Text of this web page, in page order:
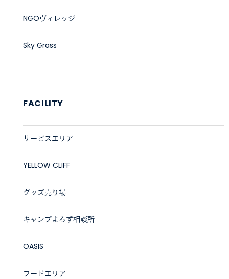
NGOヴィレッジ
Sky Grass
FACILITY
サービスエリア
YELLOW CLIFF
グッズ売り場
キャンプよろず相談所
OASIS
フードエリア